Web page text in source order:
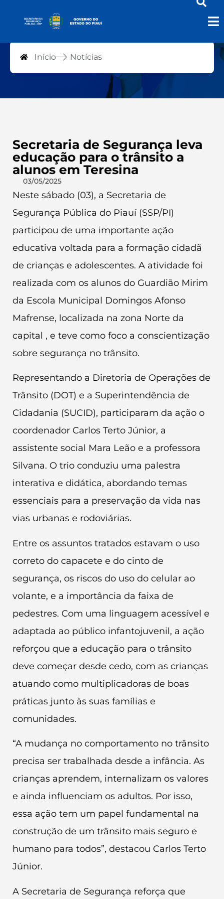
Notícias
Início Notícias
Secretaria de Segurança leva
educação para o trânsito a
alunos em Teresina
03/05/2025
Neste sábado (03), a Secretaria de
Segurança Pública do Piauí (SSP/PI)
participou de uma importante ação
educativa voltada para a formação cidadã
de crianças e adolescentes. A atividade foi
realizada com os alunos do Guardião Mirim
da Escola Municipal Domingos Afonso
Mafrense, localizada na zona Norte da
capital , e teve como foco a conscientização
sobre segurança no trânsito.
Representando a Diretoria de Operações de
Trânsito (DOT) e a Superintendência de
Cidadania (SUCID), participaram da ação o
coordenador Carlos Terto Júnior, a
assistente social Mara Leão e a professora
Silvana. O trio conduziu uma palestra
interativa e didática, abordando temas
essenciais para a preservação da vida nas
vias urbanas e rodoviárias.
Entre os assuntos tratados estavam o uso
correto do capacete e do cinto de
segurança, os riscos do uso do celular ao
volante, e a importância da faixa de
pedestres. Com uma linguagem acessível e
adaptada ao público infantojuvenil, a ação
reforçou que a educação para o trânsito
deve começar desde cedo, com as crianças
atuando como multiplicadoras de boas
práticas junto às suas famílias e
comunidades.
“A mudança no comportamento no trânsito
precisa ser trabalhada desde a infância. As
crianças aprendem, internalizam os valores
e ainda influenciam os adultos. Por isso,
essa ação tem um papel fundamental na
construção de um trânsito mais seguro e
humano para todos”, destacou Carlos Terto
Júnior.
A Secretaria de Segurança reforça que